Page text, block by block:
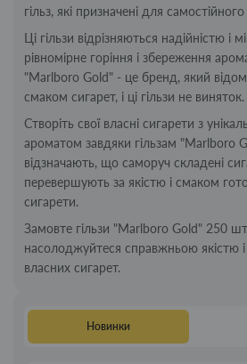
гільз, які призначені для
Ці гільзи відрізняються надійністю і
рівномірне горіння і збереження
"Marlboro Gold" - це бренд, який
смаком сигарет, і ці гільзи не виняток.
Створіть свої власні сигарети з
ароматом завдяки гільзам "Marlboro
відзначають, що саморуч складені
перевершують за якістю і смаком
сигарети.
Замовте гільзи "Marlboro Gold" 250
насолоджуйтеся справжньою якістю
власних сигарет.
Новинки